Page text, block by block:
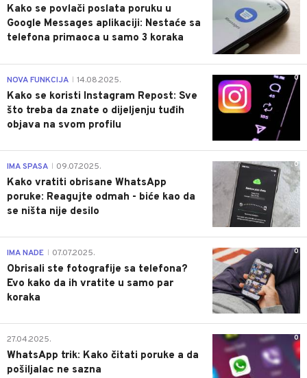
Kako se povlači poslata poruku u
Google Messages aplikaciji: Nestaće sa
telefona primaoca u samo 3 koraka
0
NOVA FUNKCIJA 14.08.2025.
Kako se koristi Instagram Repost: Sve
što treba da znate o dijeljenju tuđih
objava na svom profilu
0
IMA SPASA 09.07.2025.
Kako vratiti obrisane WhatsApp
poruke: Reagujte odmah - biće kao da
se ništa nije desilo
0
IMA NADE 07.07.2025.
Obrisali ste fotografije sa telefona?
Evo kako da ih vratite u samo par
koraka
0
27.04.2025.
WhatsApp trik: Kako čitati poruke a da
pošiljalac ne sazna